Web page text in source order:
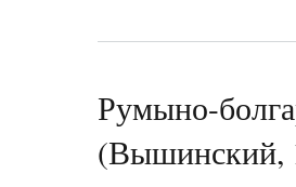
Румыно-
(Вышинский,